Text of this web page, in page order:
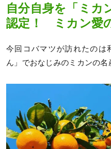
自分自身を「ミカ
認定！ ミカン愛
今回コバマツが訪れたのは
ん」でおなじみのミカンの名